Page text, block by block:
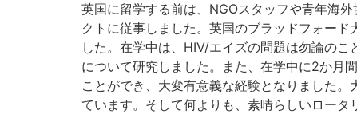
英国に留学する前は、NGOスタッフや青年海
クトに従事しました。英国のブラッドフォー
した。在学中は、HIV/エイズの問題は勿論の
について研究しました。また、在学中に2か月
ことができ、大変有意義な経験となりました
ています。そして何よりも、素晴らしいロー